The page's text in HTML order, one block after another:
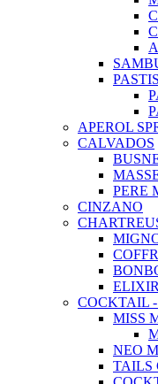
APEROL
CALVADOS
PERE
CINZANO
COCKTAIL
MISS
NEO
TAILS